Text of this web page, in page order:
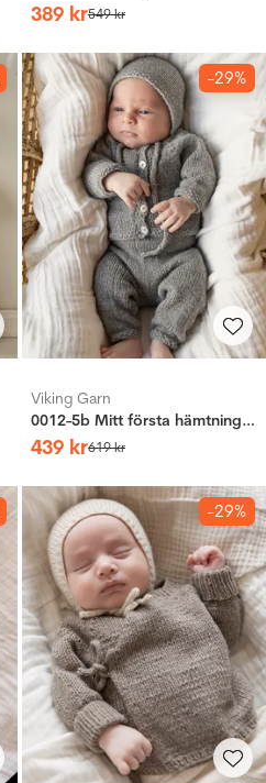
389 kr549kr
-29%
Viking Garn
0012-5b Mitt första hämtningsset
439 kr619kr
-29%